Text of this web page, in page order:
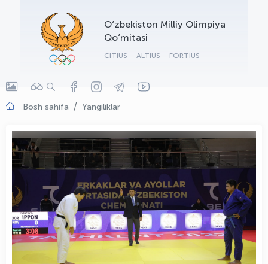
O‘zbekiston Milliy Olimpiya
Qo‘mitasi
CITIUS ALTIUS FORTIUS
Bosh sahifa Yangiliklar
OLYMPCHIK AI - yordamchi
Onlayn · olympic.uz